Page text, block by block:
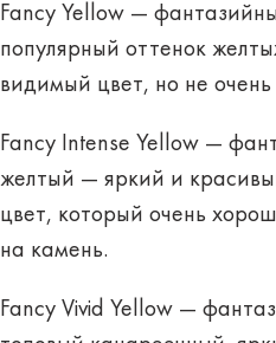
Fancy Yellow —
популярный оттенок
видимый цвет, но не очень
Fancy Intense Yellow —
желтый — яркий и
цвет, который очень
на камень.
Fancy Vivid Yellow —